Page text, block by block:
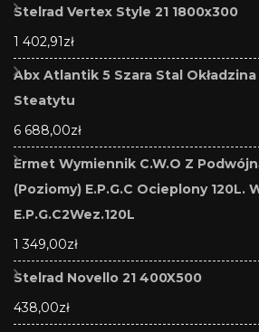
Stelrad Vertex Style 21 1800x300
1 402,91zł
Abx Atlantik 5 Szara Stal
Steatytu
6 688,00zł
Ermet Wymiennik C.W.O Z
(Poziomy) E.P.G.C Ocieplony 120L.
E.P.G.C2Wez.120L
1 349,00zł
Stelrad Novello 21 400X500
438,00zł